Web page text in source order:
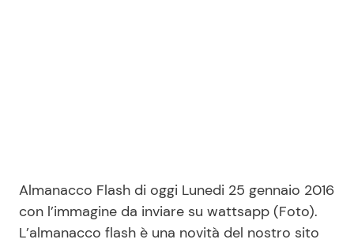
Viaggi e Turismo
Festività
Ricette Feste
Ricette per Bambini
Almanacco Flash di oggi Lunedi 25 gennaio 2016
con l’immagine da inviare su wattsapp (Foto).
L’almanacco flash è una novità del nostro sito